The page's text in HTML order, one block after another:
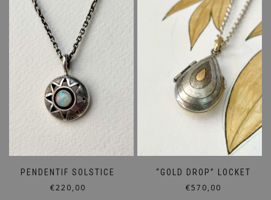
PENDENTIF SOLSTICE
€220,00
“GOLD DROP” LOCKET
€570,00